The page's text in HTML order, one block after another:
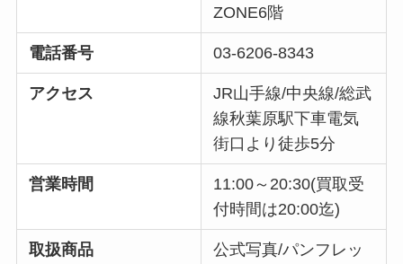
ZONE6階
電話番号 03-6206-8343
アクセス
JR山手線/中央線/総武
線秋葉原駅下車電気
街口より徒歩5分
営業時間
11:00～20:30(買取受
付時間は20:00迄)
取扱商品
公式写真/パンフレッ